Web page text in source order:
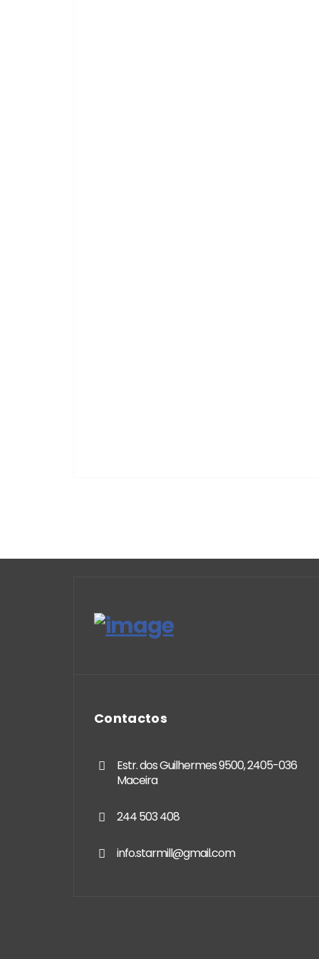
Contactos
Estr. dos Guilhermes 9500, 2405-036
Maceira
244 503 408
info.starmill@gmail.com